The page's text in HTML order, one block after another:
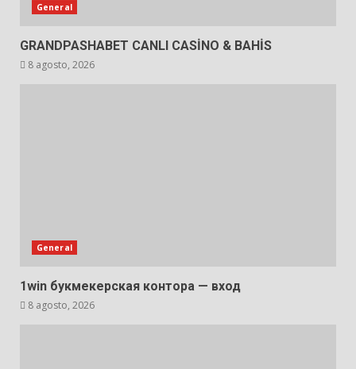
General
GRANDPASHABET CANLI CASİNO & BAHİS
8 agosto, 2026
General
1win букмекерская контора — вход
8 agosto, 2026